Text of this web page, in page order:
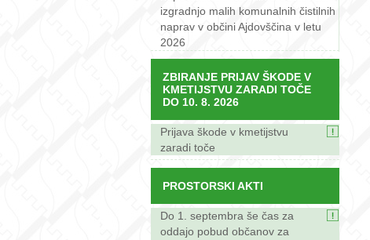
izgradnjo malih komunalnih čistilnih
naprav v občini Ajdovščina v letu
2026
ZBIRANJE PRIJAV ŠKODE V
KMETIJSTVU ZARADI TOČE
DO 10. 8. 2026
Prijava škode v kmetijstvu
zaradi toče
PROSTORSKI AKTI
Do 1. septembra še čas za
oddajo pobud občanov za